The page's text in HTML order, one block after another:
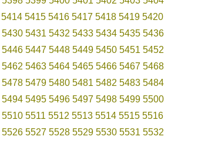
5414 5415 5416 5417 5418 5419 5420
5430 5431 5432 5433 5434 5435 5436
5446 5447 5448 5449 5450 5451 5452
5462 5463 5464 5465 5466 5467 5468
5478 5479 5480 5481 5482 5483 5484
5494 5495 5496 5497 5498 5499 5500
5510 5511 5512 5513 5514 5515 5516
5526 5527 5528 5529 5530 5531 5532